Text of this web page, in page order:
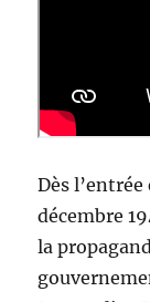
Dès
décembre
la